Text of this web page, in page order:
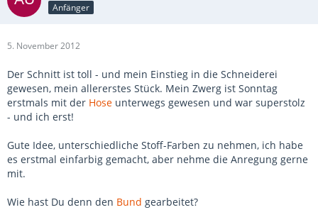
Anfänger
5. November 2012
Der Schnitt ist toll - und mein Einstieg in die Schneiderei
gewesen, mein allererstes Stück. Mein Zwerg ist Sonntag
erstmals mit der Hose unterwegs gewesen und war superstolz
- und ich erst!
Gute Idee, unterschiedliche Stoff-Farben zu nehmen, ich habe
es erstmal einfarbig gemacht, aber nehme die Anregung gerne
mit.
Wie hast Du denn den Bund gearbeitet?